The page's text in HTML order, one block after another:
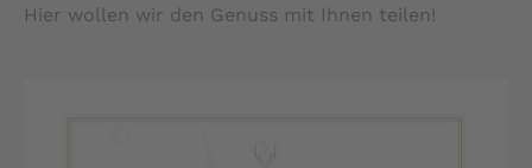
Hier wollen wir den Genuss mit Ihnen teilen!